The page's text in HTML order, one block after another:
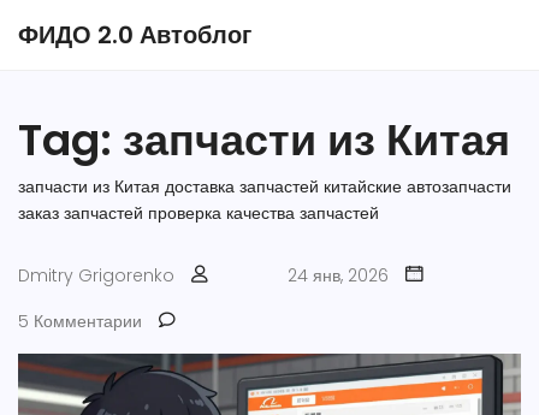
ФИДО 2.0 Автоблог
Tag: запчасти из Китая
запчасти из Китая доставка запчастей китайские автозапчасти
заказ запчастей проверка качества запчастей
Dmitry Grigorenko
24 янв, 2026
5 Комментарии